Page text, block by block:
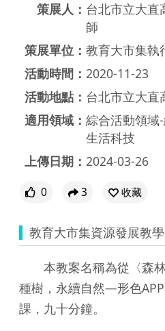
策展人： 台北市立大直
師
策展單位： 教育大市集執
活動時間： 2020-11-23
活動地點： 台北市立大直
適用領域： 綜合活動領域
生活科技
上傳日期： 2024-03-26
0 3 收藏
教育大市集資源發展教
本教案名稱為從〈森林
種樹，永續自然—形色
課，九十分鐘。